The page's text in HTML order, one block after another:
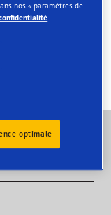
Vulco
nos « paramètres de
optimale